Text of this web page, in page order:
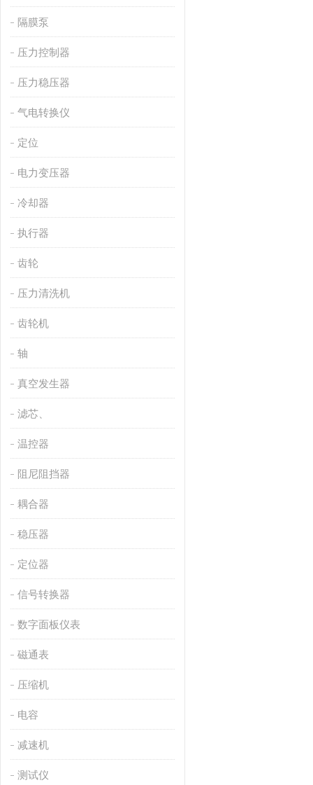
隔膜泵
压力控制器
压力稳压器
气电转换仪
定位
电力变压器
冷却器
执行器
齿轮
压力清洗机
齿轮机
轴
真空发生器
滤芯、
温控器
阻尼阻挡器
耦合器
稳压器
定位器
信号转换器
数字面板仪表
磁通表
压缩机
电容
减速机
测试仪